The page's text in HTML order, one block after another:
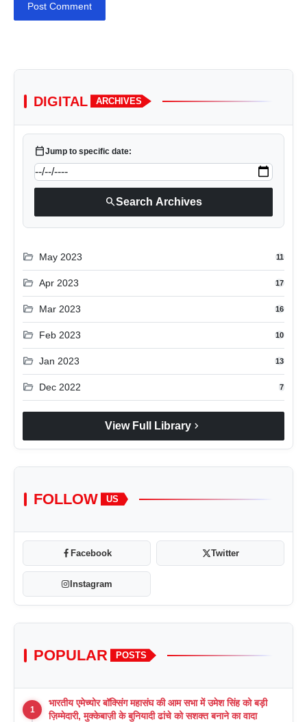
Post Comment
DIGITAL ARCHIVES
calendar_todayJump to specific date:
searchSearch Archives
folder_open May 2023 11
folder_open Apr 2023 17
folder_open Mar 2023 16
folder_open Feb 2023 10
folder_open Jan 2023 13
folder_open Dec 2022 7
View Full Library chevron_right
FOLLOW US
Facebook Twitter
Instagram
POPULAR POSTS
1
भारतीय एमेच्योर बॉक्सिंग महासंघ की आम सभा में उमेश सिंह को बड़ी
ज़िम्मेदारी, मुक्केबाज़ी के बुनियादी ढांचे को सशक्त बनाने का वादा